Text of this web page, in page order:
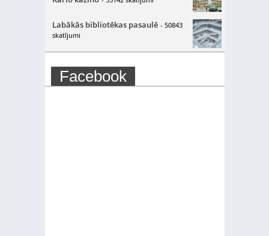
Labākās bibliotēkas pasaulē - 50843
skatījumi
Facebook